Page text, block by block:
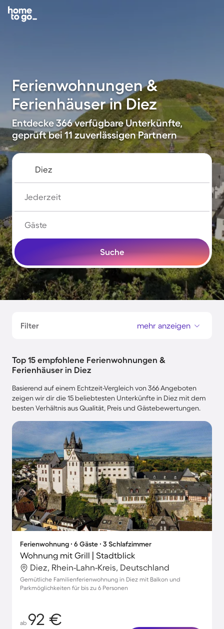
Ferienwohnungen &
Ferienhäuser in Diez
Entdecke 366 verfügbare Unterkünfte,
geprüft bei 11 zuverlässigen Partnern
Jederzeit
Gäste
Suche
Filter mehr anzeigen
Top 15 empfohlene Ferienwohnungen &
Ferienhäuser in Diez
Basierend auf einem Echtzeit-Vergleich von 366 Angeboten
zeigen wir dir die 15 beliebtesten Unterkünfte in Diez mit dem
besten Verhältnis aus Qualität, Preis und Gästebewertungen.
Ferienwohnung ∙ 6 Gäste ∙ 3 Schlafzimmer
Wohnung mit Grill | Stadtblick
Diez, Rhein-Lahn-Kreis, Deutschland
Gemütliche Familienferienwohnung in Diez mit Balkon und
Parkmöglichkeiten für bis zu 6 Personen
ab 92 €